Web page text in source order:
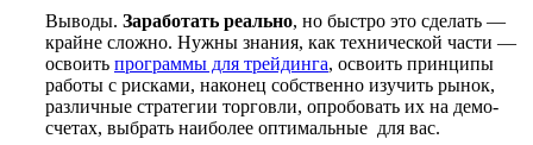
Выводы. Заработать реально, но быстро это сделать —
крайне сложно. Нужны знания, как технической части —
освоить программы для трейдинга, освоить принципы
работы с рисками, наконец собственно изучить рынок,
различные стратегии торговли, опробовать их на демо-
счетах, выбрать наиболее оптимальные для вас.